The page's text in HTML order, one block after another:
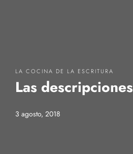
LA COCINA DE LA ESCRITURA
Las descripciones
3 agosto, 2018